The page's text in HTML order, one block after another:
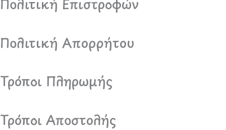
Πολιτική Επιστροφών
Πολιτική Απορρήτου
Τρόποι Πληρωμής
Τρόποι Αποστολής